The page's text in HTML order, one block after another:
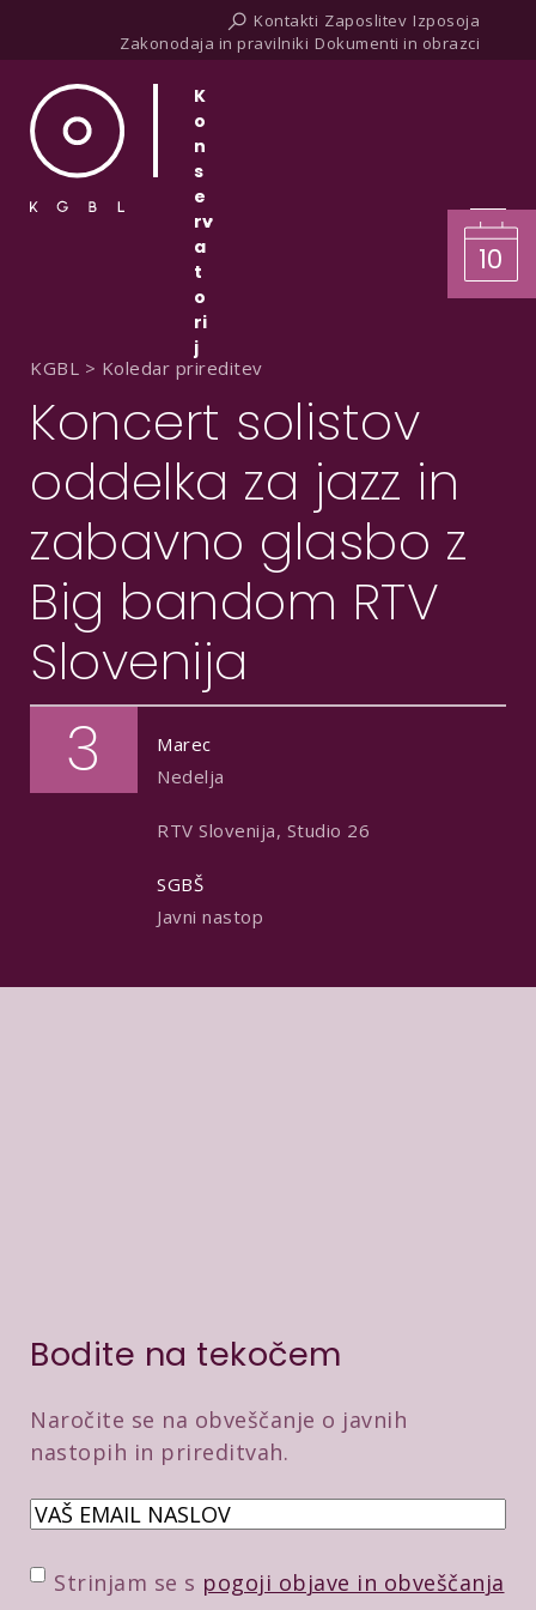
Kontakti Zaposlitev Izposoja
Zakonodaja in pravilniki Dokumenti in obrazci
K
o
n
s
e
rv
a
t
o
ri
j
10
KGBL > Koledar prireditev
Koncert solistov
oddelka za jazz in
zabavno glasbo z
Big bandom RTV
Slovenija
3
Marec
Nedelja
RTV Slovenija, Studio 26
SGBŠ
Javni nastop
Bodite na tekočem
Naročite se na obveščanje o javnih
nastopih in prireditvah.
E
a
P Strinjam se s pogoji objave in obveščanja